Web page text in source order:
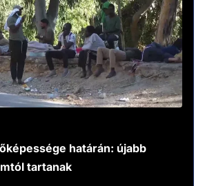
határán: újabb
tartanak